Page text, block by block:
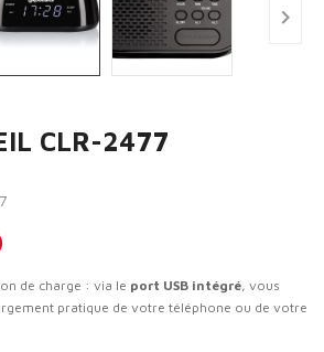

CLR-2477
de charge : via le port USB intégré, vous
pratique de votre téléphone ou de votre